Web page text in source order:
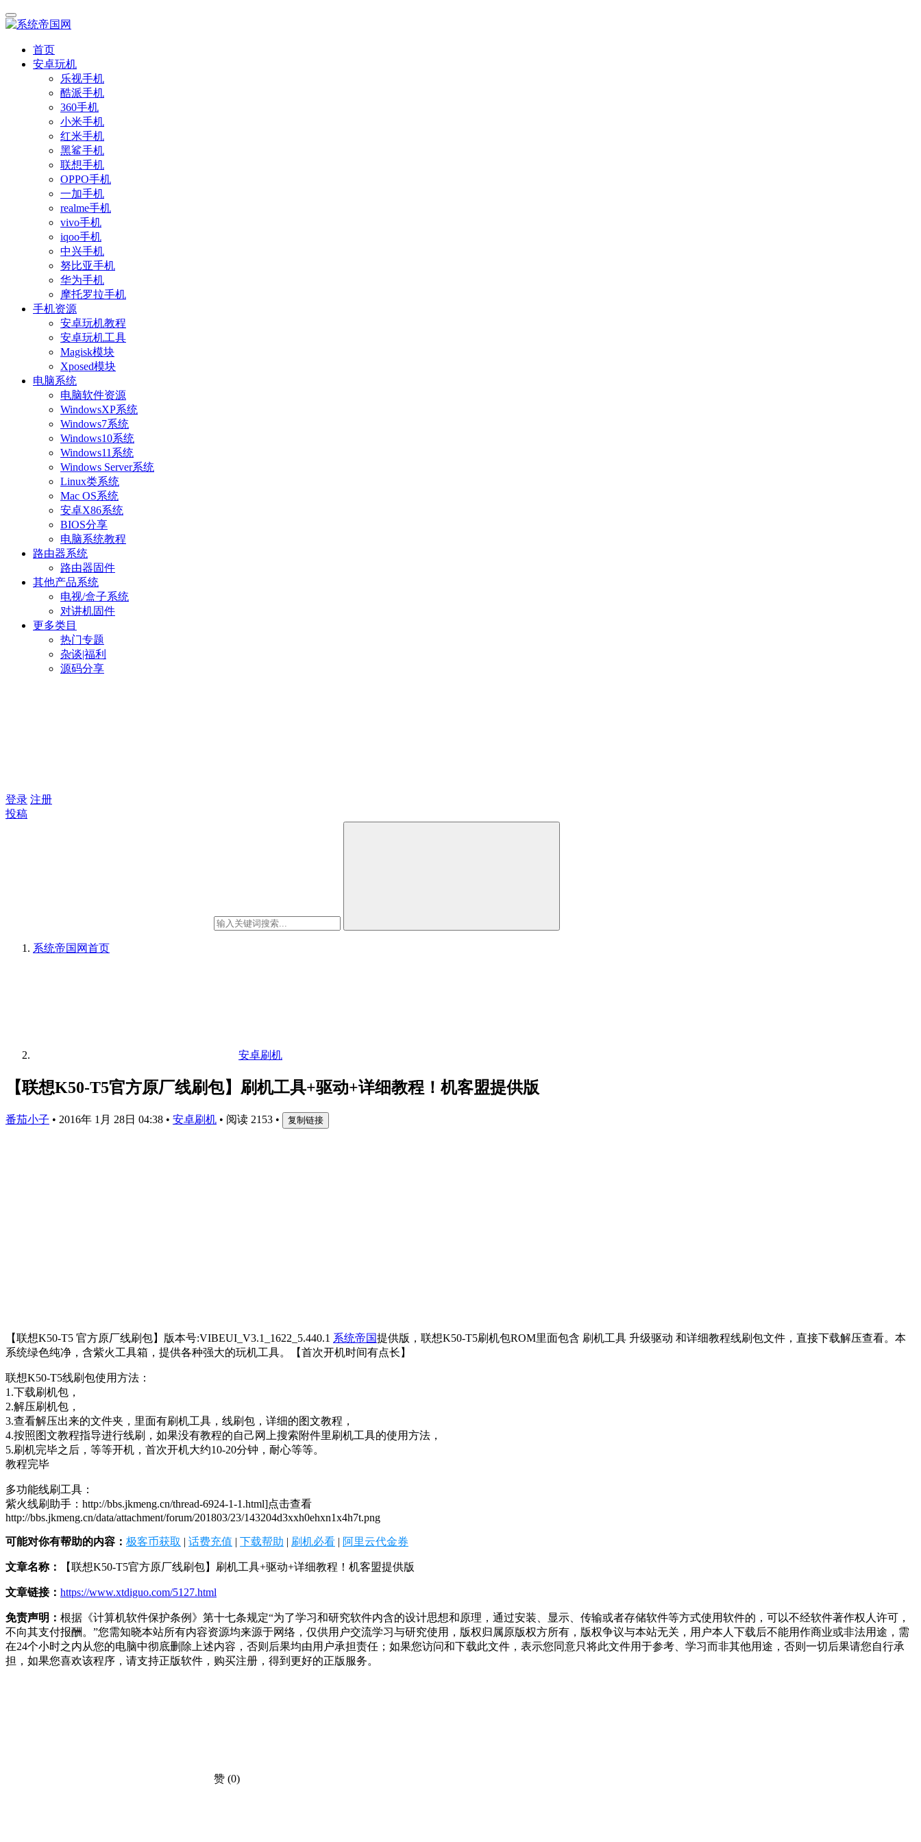
首页
安卓玩机
乐视手机
酷派手机
360手机
小米手机
红米手机
黑鲨手机
联想手机
OPPO手机
一加手机
realme手机
vivo手机
iqoo手机
中兴手机
努比亚手机
华为手机
摩托罗拉手机
手机资源
安卓玩机教程
安卓玩机工具
Magisk模块
Xposed模块
电脑系统
电脑软件资源
WindowsXP系统
Windows7系统
Windows10系统
Windows11系统
Windows Server系统
Linux类系统
Mac OS系统
安卓X86系统
BIOS分享
电脑系统教程
路由器系统
路由器固件
其他产品系统
电视/盒子系统
对讲机固件
更多类目
热门专题
杂谈|福利
源码分享
登录 注册
投稿
系统帝国网首页
安卓刷机
【联想K50-T5官方原厂线刷包】刷机工具+驱动+详细教程！机客盟提供版
番茄小子 • 2016年 1月 28日 04:38 • 安卓刷机 • 阅读 2153 • 复制链接
【联想K50-T5 官方原厂线刷包】版本号:VIBEUI_V3.1_1622_5.440.1 系统帝国提供版，联想K50-T5刷机包ROM里面包含 刷机工具 升级驱动 和详细教程线刷包文件，直接下载解压查看。本
系统绿色纯净，含紫火工具箱，提供各种强大的玩机工具。【首次开机时间有点长】
联想K50-T5线刷包使用方法：
1.下载刷机包，
2.解压刷机包，
3.查看解压出来的文件夹，里面有刷机工具，线刷包，详细的图文教程，
4.按照图文教程指导进行线刷，如果没有教程的自己网上搜索附件里刷机工具的使用方法，
5.刷机完毕之后，等等开机，首次开机大约10-20分钟，耐心等等。
教程完毕
多功能线刷工具：
紫火线刷助手：http://bbs.jkmeng.cn/thread-6924-1-1.html]点击查看
http://bbs.jkmeng.cn/data/attachment/forum/201803/23/143204d3xxh0ehxn1x4h7t.png
可能对你有帮助的内容： 极客币获取 | 话费充值 | 下载帮助 | 刷机必看 | 阿里云代金券
文章名称： 【联想K50-T5官方原厂线刷包】刷机工具+驱动+详细教程！机客盟提供版
文章链接： https://www.xtdiguo.com/5127.html
免责声明： 根据《计算机软件保护条例》第十七条规定“为了学习和研究软件内含的设计思想和原理，通过安装、显示、传输或者存储软件等方式使用软件的，可以不经软件著作权人许可，
不向其支付报酬。”您需知晓本站所有内容资源均来源于网络，仅供用户交流学习与研究使用，版权归属原版权方所有，版权争议与本站无关，用户本人下载后不能用作商业或非法用途，需
在24个小时之内从您的电脑中彻底删除上述内容，否则后果均由用户承担责任；如果您访问和下载此文件，表示您同意只将此文件用于参考、学习而非其他用途，否则一切后果请您自行承
担，如果您喜欢该程序，请支持正版软件，购买注册，得到更好的正版服务。
赞 (0)